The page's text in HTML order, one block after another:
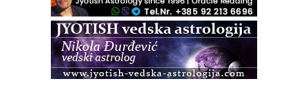
Zagreb
Osnovna radionica za izscjeljivanje pranom (Basic Pranic
Healing course)
Access BARS®, otpusti stres